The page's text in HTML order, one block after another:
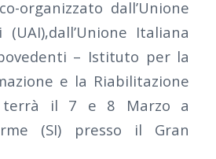
organizzato dall’Unione
Italiana
– Istituto per la
e la Riabilitazione
terrà il 7 e 8 Marzo a
(SI) presso il Gran